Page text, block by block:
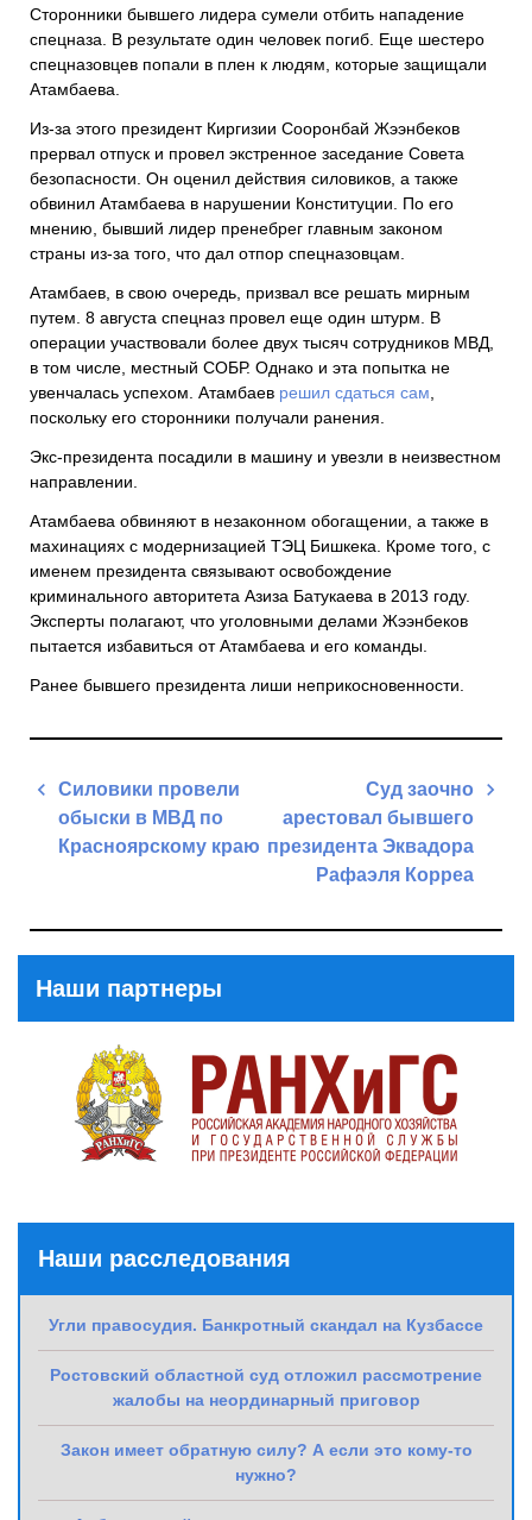
Сторонники бывшего лидера сумели отбить нападение
спецназа. В результате один человек погиб. Еще шестеро
спецназовцев попали в плен к людям, которые защищали
Атамбаева.
Из-за этого президент Киргизии Сооронбай Жээнбеков
прервал отпуск и провел экстренное заседание Совета
безопасности. Он оценил действия силовиков, а также
обвинил Атамбаева в нарушении Конституции. По его
мнению, бывший лидер пренебрег главным законом
страны из-за того, что дал отпор спецназовцам.
Атамбаев, в свою очередь, призвал все решать мирным
путем. 8 августа спецназ провел еще один штурм. В
операции участвовали более двух тысяч сотрудников МВД,
в том числе, местный СОБР. Однако и эта попытка не
увенчалась успехом. Атамбаев решил сдаться сам
поскольку его сторонники получали ранения.
Экс-президента посадили в машину и увезли в неизвестном
направлении.
Атамбаева обвиняют в незаконном обогащении, а также в
махинациях с модернизацией ТЭЦ Бишкека. Кроме того, с
именем президента связывают освобождение
криминального авторитета Азиза Батукаева в 2013 году.
Эксперты полагают, что уголовными делами Жээнбеков
пытается избавиться от Атамбаева и его команды.
Ранее бывшего президента лиши неприкосновенности.
Навигация
записям
Силовики провели
обыски в МВД по
Красноярскому краю
Суд заочно
арестовал бывшего
президента Эквадора
Рафаэля Корреа
Наши партнеры
Наши расследования
Угли правосудия. Банкротный скандал на Кузбассе
Ростовский областной суд отложил рассмотрение
жалобы на неординарный приговор
Закон имеет обратную силу? А если это кому-то
нужно?